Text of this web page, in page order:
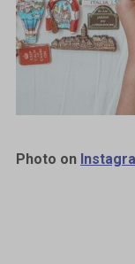
Photo on